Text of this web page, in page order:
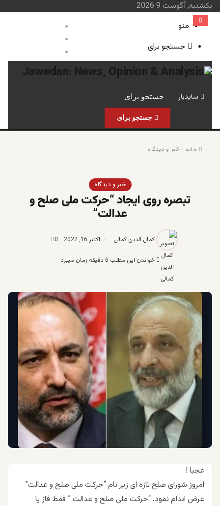
یکشنبه, آگوست 9 2026
منو
جستجو برای
صفحه نخست
سایدبار
جستجو برای
خانه خبر و دیدگاه
خبر و دیدگاه
تبصره روی ایجاد “حرکت ملی صلح و
عدالت”
کمال الدین کمالی اکتبر 16, 2022 0
خواندن این مطلب 6 دقیقه زمان میبرد
عجبا !
امروز شورای صلح تازه ای زیر نام “حرکت ملی صلح و عدالت”
عرض اندام نمود. “حرکت ملی صلح و عدالت ” فقط فاز یا